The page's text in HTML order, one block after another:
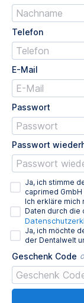
Telefon
E-Mail
Passwort
Passwort
Ja, ich stimme
caprimed GmbH
Ich erkläre mich
Daten durch die
Ja, ich möchte
der Dentalwelt
Geschenk Code